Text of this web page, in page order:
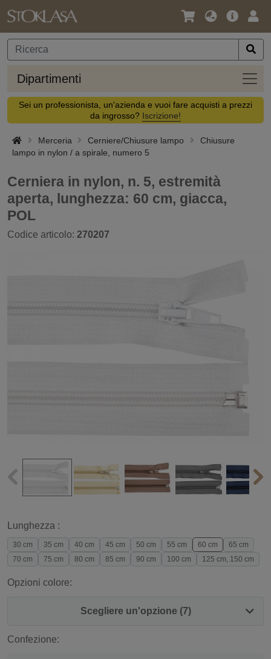
Lingua
Valuta
Offerta
Dipartimenti
Sei un professionista, un'azienda e vuoi fare acquisti a prezzi
da ingrosso? Iscrizione!
Merceria Cerniere/Chiusure lampo
Chiusure
lampo in nylon / a spirale, numero 5
Cerniera in nylon, n. 5, estremità
aperta, lunghezza: 60 cm, giacca,
POL
Codice articolo: 270207
Lunghezza :
30 cm 35 cm 40 cm 45 cm 50 cm 55 cm 60 cm
65 cm
70 cm
75 cm 80 cm 85 cm 90 cm 100 cm 125 cm, 150 cm
Opzioni colore:
Scegliere un'opzione (7)
Confezione: